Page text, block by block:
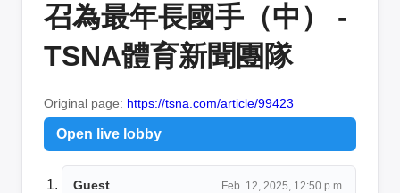
召為最年長國手（中） -
TSNA體育新聞團隊
Original page: https://tsna.com/article/99423
Open live lobby
Guest Feb. 12, 2025, 12:50 p.m.